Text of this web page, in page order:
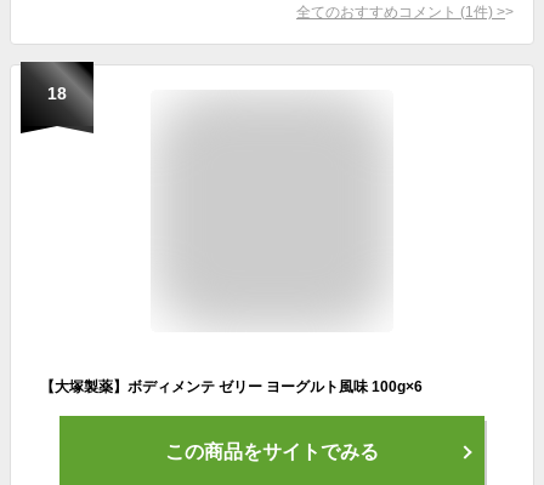
全てのおすすめコメント (1 件) >
18
【大塚製薬】ボディメンテ ゼリー ヨーグルト風味 100g×6
この商品をサイトでみる